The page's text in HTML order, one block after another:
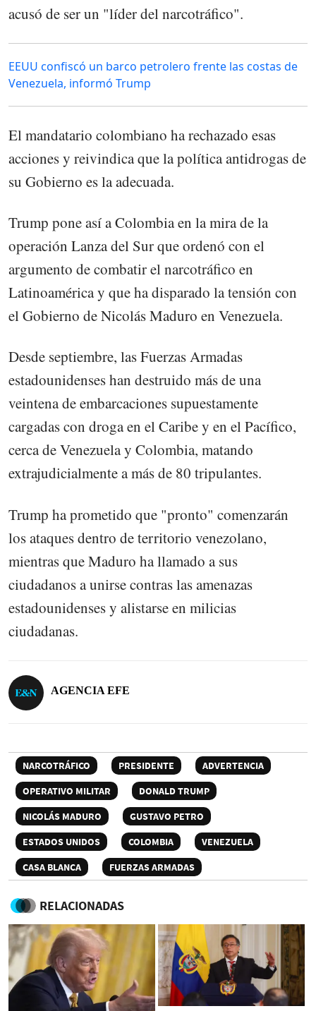
acusó de ser un "líder del narcotráfico".
EEUU confiscó un barco petrolero frente las costas de
Venezuela, informó Trump
El mandatario colombiano ha rechazado esas
acciones y reivindica que la política antidrogas de
su Gobierno es la adecuada.
Trump pone así a Colombia en la mira de la
operación Lanza del Sur que ordenó con el
argumento de combatir el narcotráfico en
Latinoamérica y que ha disparado la tensión con
el Gobierno de Nicolás Maduro en Venezuela.
Desde septiembre, las Fuerzas Armadas
estadounidenses han destruido más de una
veintena de embarcaciones supuestamente
cargadas con droga en el Caribe y en el Pacífico,
cerca de Venezuela y Colombia, matando
extrajudicialmente a más de 80 tripulantes.
Trump ha prometido que "pronto" comenzarán
los ataques dentro de territorio venezolano,
mientras que Maduro ha llamado a sus
ciudadanos a unirse contras las amenazas
estadounidenses y alistarse en milicias
ciudadanas.
AGENCIA EFE
NARCOTRÁFICO PRESIDENTE
ADVERTENCIA
OPERATIVO MILITAR
DONALD TRUMP
NICOLÁS MADURO
GUSTAVO PETRO
ESTADOS UNIDOS
COLOMBIA
VENEZUELA
CASA BLANCA
FUERZAS ARMADAS
RELACIONADAS